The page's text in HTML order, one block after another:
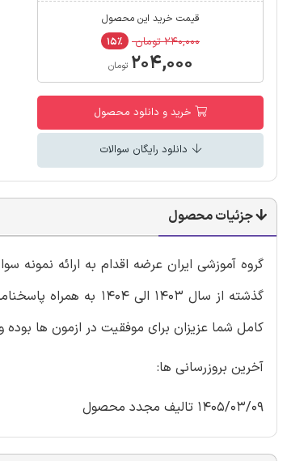
قیمت خرید این محصول
۲۴۰,۰۰۰ تومان ۱۵٪
۲۰۴,۰۰۰ تومان
خرید و دانلود محصول
دانلود رایگان سوالات
جزئیات محصول
گروه آموزشی ایران عرضه اقدام به ارائه نمونه
گذشته از سال 1403
کامل شما عزیزان برای موفقیت در ازمون ها بوده
آخرین بروزرسانی ها:
1405/03/09 تالیف مجدد محصول